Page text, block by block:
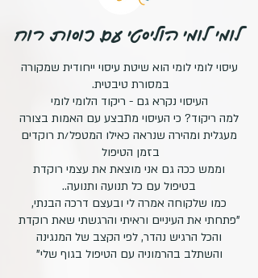
לומי לומי הוליסטי עם כוסות רוח
עיסוי לומי לומי הוא שיטת עיסוי ייחודית שמקורה
במסורת טיבטית.
העיסוי נקרא גם - ריקוד הלומי לומי
למה ריקוד? כי העיסוי מתבצע עם האמות בצורה
מעגלית ומהירה שנראה כאילו המטפל/ת רוקדים
בזמן הטיפול
וממש ככה גם אני מוצאת את עצמי רוקדת
בטיפול עם כל תנועה ותנועה..
כמו שלקוחה אמרה לי ובעצם דרכה הבנתי,
"פתחתי את העיניים וראיתי והרגשתי שאת רוקדת
והכל הרגיש נהדר, לפי הקצב של המנגינה
והשתלב בהרמוניה עם הטיפול בגוף שלי"